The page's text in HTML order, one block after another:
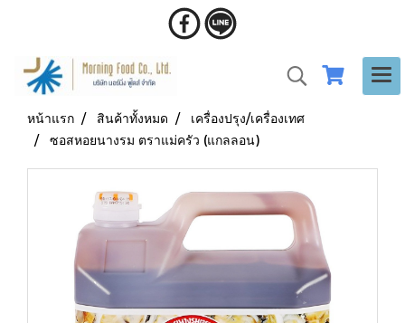
หน้าแรก สินค้าทั้งหมด
เครื่องปรุง/เครื่องเทศ
ซอสหอยนางรม ตราแม่ครัว (แกลลอน)